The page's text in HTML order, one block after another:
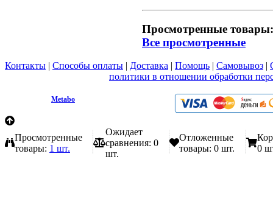
Просмотренные товары:
Все просмотренные
Контакты | Способы оплаты | Доставка | Помощь | Самовывоз |
политики в отношении обработки
Metabo
Просмотренные
товары: 1 шт.
Ожидает
сравнения: 0
шт.
Отложенные
товары: 0 шт.
0